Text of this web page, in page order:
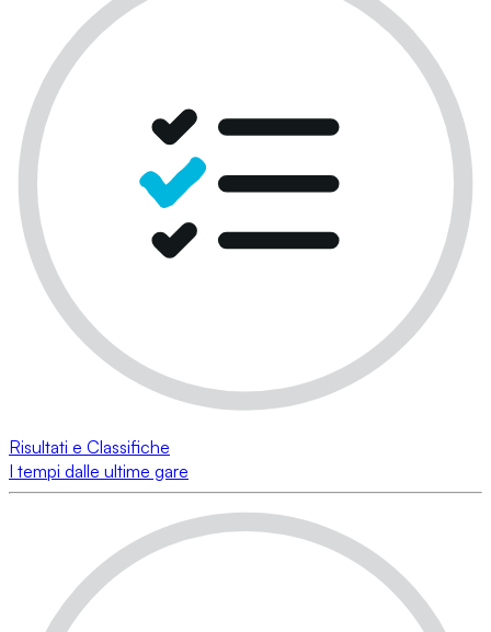
Risultati e Classifiche
I tempi dalle ultime gare